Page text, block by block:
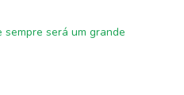
será um grande